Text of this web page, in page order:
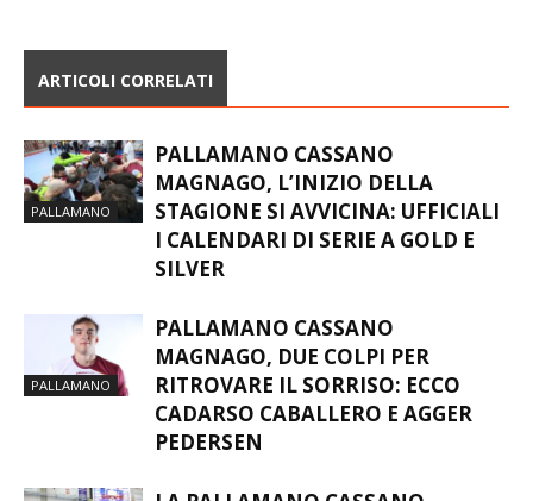
ARTICOLI CORRELATI
PALLAMANO
PALLAMANO CASSANO
MAGNAGO, L’INIZIO DELLA
STAGIONE SI AVVICINA: UFFICIALI
I CALENDARI DI SERIE A GOLD E
SILVER
PALLAMANO
PALLAMANO CASSANO
MAGNAGO, DUE COLPI PER
RITROVARE IL SORRISO: ECCO
CADARSO CABALLERO E AGGER
PEDERSEN